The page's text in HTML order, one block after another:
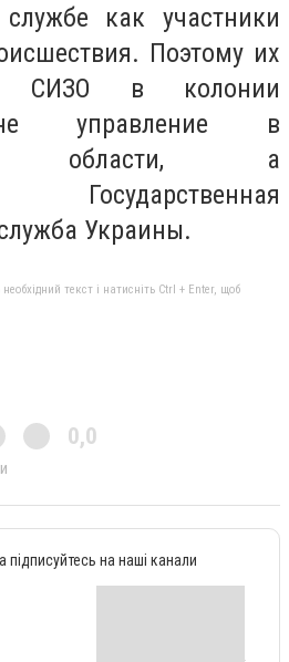
как участники
Поэтому их
СИЗО в колонии
управление в
области, а
Государственная
Украины.
текст і натисніть Ctrl + Enter, щоб
0,0
підписуйтесь на наші канали